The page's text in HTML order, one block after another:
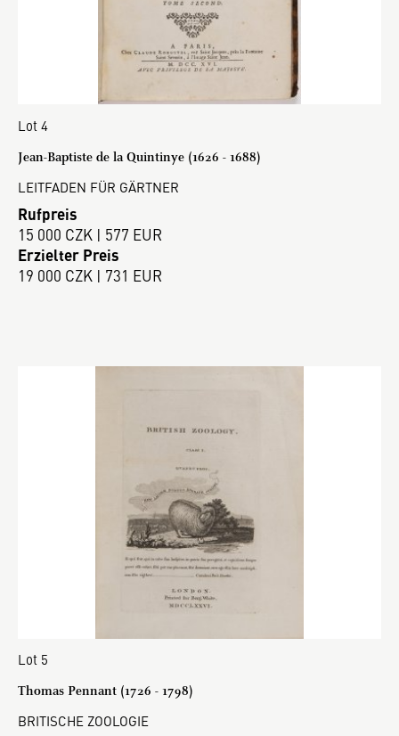
Lot 4
Jean-Baptiste de la Quintinye (1626 - 1688)
LEITFADEN FÜR GÄRTNER
Rufpreis
15 000 CZK | 577 EUR
Erzielter Preis
19 000 CZK | 731 EUR
Lot 5
Thomas Pennant (1726 - 1798)
BRITISCHE ZOOLOGIE